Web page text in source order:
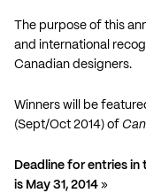
The purpose of this
and international
Canadian designers.
Winners will be
(Sept/Oct 2014) of
Deadline for entries
is May 31, 2014 »